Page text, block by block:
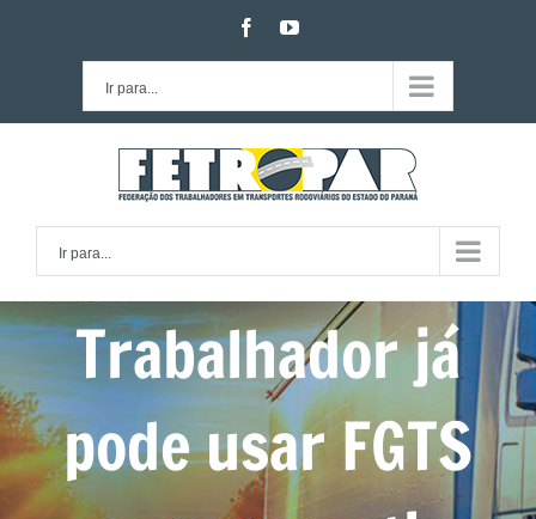
facebookyoutube
Ir para...
Ir para...
Trabalhador já
pode usar FGTS